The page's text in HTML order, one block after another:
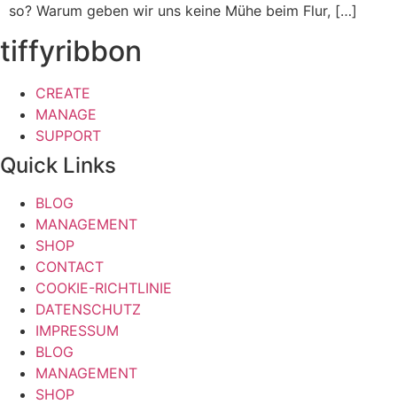
so? Warum geben wir uns keine Mühe beim Flur, […]
tiffyribbon
CREATE
MANAGE
SUPPORT
Quick Links
BLOG
MANAGEMENT
SHOP
CONTACT
COOKIE-RICHTLINIE
DATENSCHUTZ
IMPRESSUM
BLOG
MANAGEMENT
SHOP